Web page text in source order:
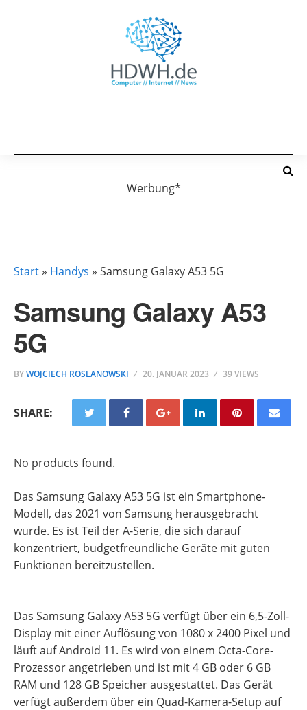
Werbung*
Start» Handys » Samsung Galaxy A53 5G
Samsung Galaxy A53
5G
BYWOJCIECH ROSLANOWSKI 20. JANUAR 2023 39 VIEWS
SHARE:
No products found.
Das Samsung Galaxy A53 5G ist ein Smartphone-
Modell, das 2021 von Samsung herausgebracht
wurde. Es ist Teil der A-Serie, die sich darauf
konzentriert, budgetfreundliche Geräte mit guten
Funktionen bereitzustellen.
Das Samsung Galaxy A53 5G verfügt über ein 6,5-Zoll-
Display mit einer Auflösung von 1080 x 2400 Pixel und
läuft auf Android 11. Es wird von einem Octa-Core-
Prozessor angetrieben und ist mit 4 GB oder 6 GB
RAM und 128 GB Speicher ausgestattet. Das Gerät
verfügt außerdem über ein Quad-Kamera-Setup auf